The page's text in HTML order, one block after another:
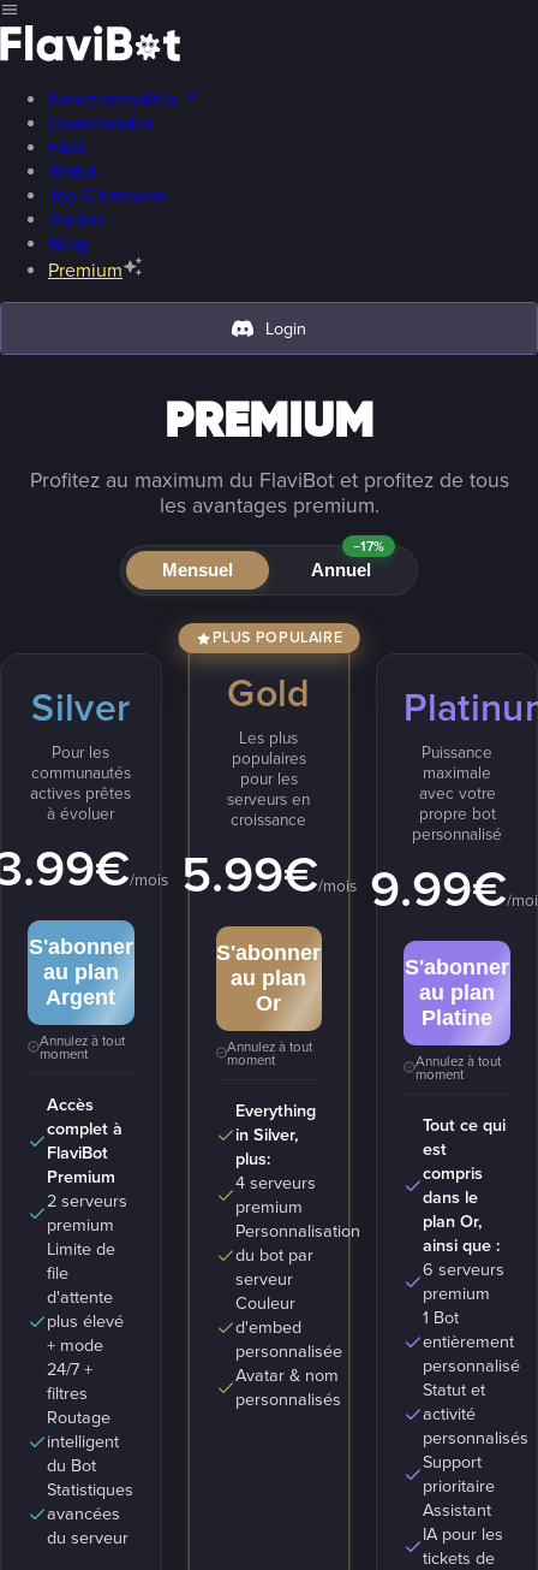
Fonctionnalités
Commandes
FAQ
Statut
Top Chansons
Radios
Blog
Premium
Login
PREMIUM
Profitez au maximum du FlaviBot et profitez de tous
les avantages premium.
−17%
Mensuel Annuel
Silver
Pour les
communautés
actives prêtes
à évoluer
/mois
S'abonner
au plan
Argent
Annulez à tout
moment
Accès
complet à
FlaviBot
Premium
2 serveurs
premium
Limite de
file
d'attente
plus élevé
+ mode
24/7 +
filtres
Routage
intelligent
du Bot
Statistiques
avancées
du serveur
PLUS POPULAIRE
Gold
Les plus
populaires
pour les
serveurs en
croissance
5.99€/mois
S'abonner
au plan
Or
Annulez à tout
moment
Everything
in Silver,
plus:
4 serveurs
premium
Personnalisation
du bot par
serveur
Couleur
d'embed
personnalisée
Avatar & nom
personnalisés
Puissance
maximale
avec votre
propre bot
personnalisé
9.99€/
S'abonner
au plan
Platine
Annulez à tout
moment
Tout ce qui
est
compris
dans le
plan Or,
ainsi que :
6 serveurs
premium
1 Bot
entièrement
personnalisé
Statut et
activité
personnalisés
Support
prioritaire
Assistant
IA pour les
tickets de